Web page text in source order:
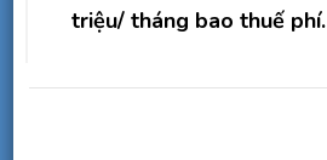
triệu/ tháng bao thuế phí.